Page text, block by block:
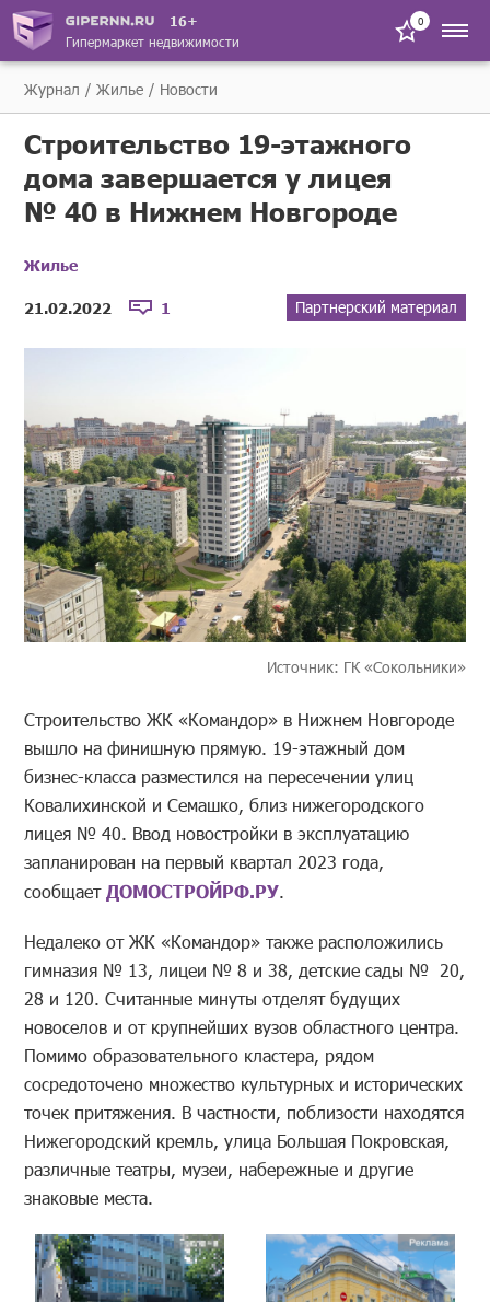
16+
Гипермаркет недвижимости
0
Журнал Жилье Новости
Строительство 19-этажного
дома завершается у лицея
№ 40 в Нижнем Новгороде
Жилье
21.02.2022 1 Партнерский материал
Источник: ГК «Сокольники»
Строительство ЖК «Командор» в Нижнем Новгороде
вышло на финишную прямую. 19-этажный дом
бизнес-класса разместился на пересечении улиц
Ковалихинской и Семашко, близ нижегородского
лицея № 40. Ввод новостройки в эксплуатацию
запланирован на первый квартал 2023 года,
сообщает ДОМОСТРОЙРФ.РУ.
Недалеко от ЖК «Командор» также расположились
гимназия № 13, лицеи № 8 и 38, детские сады № 20,
28 и 120. Считанные минуты отделят будущих
новоселов и от крупнейших вузов областного центра.
Помимо образовательного кластера, рядом
сосредоточено множество культурных и исторических
точек притяжения. В частности, поблизости находятся
Нижегородский кремль, улица Большая Покровская,
различные театры, музеи, набережные и другие
знаковые места.